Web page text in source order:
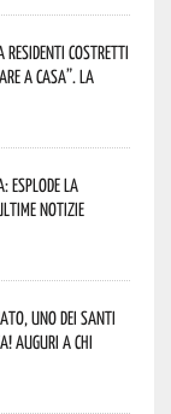
residenti costretti
a casa”. La
esplode la
notizie
uno dei Santi
Auguri a chi